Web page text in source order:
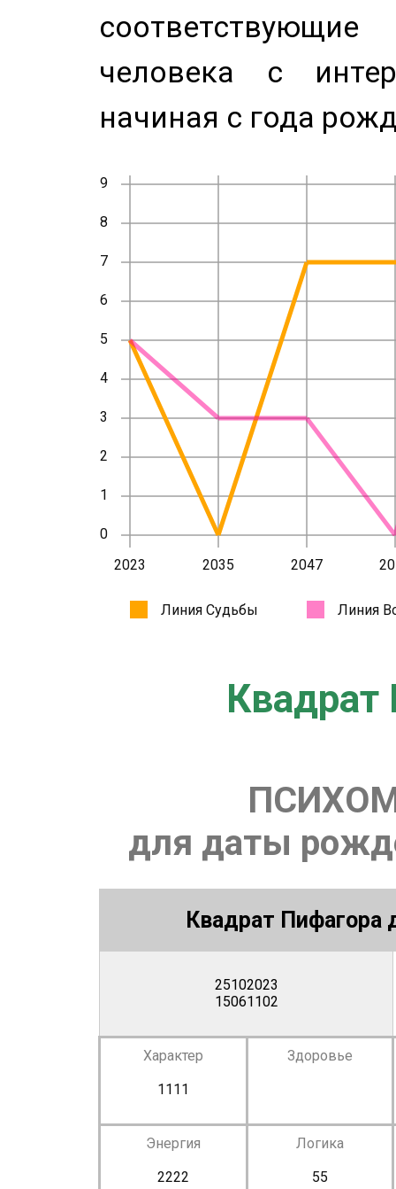
человека с
начиная с года
Квадрат
для даты
Квадрат Пифагора
25102023
15061102
Характер
1111
Здоровье
Энергия
2222
Логика
55